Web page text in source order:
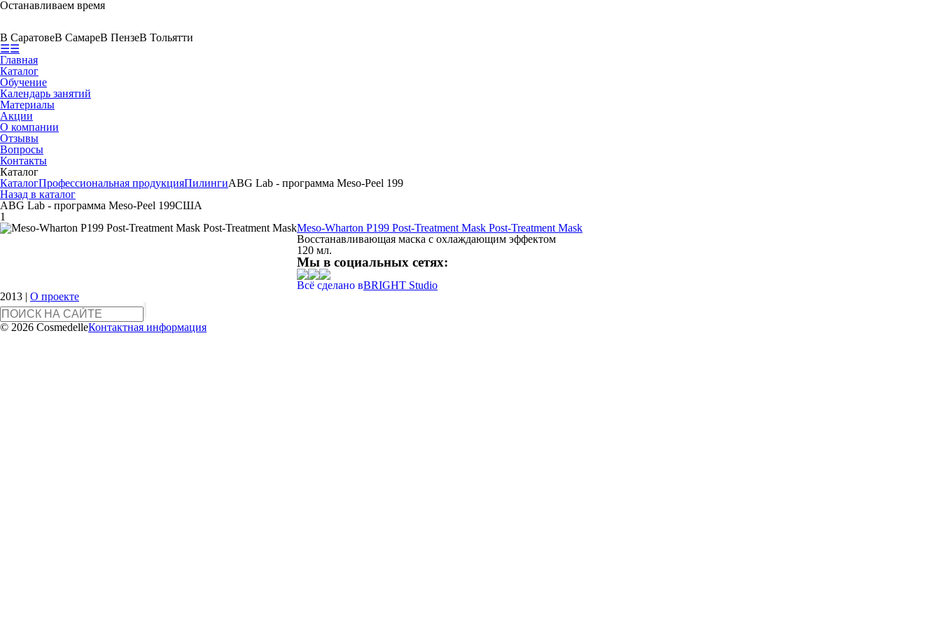
Останавливаем время
В СаратовеВ СамареВ ПензеВ Тольятти
☰☰
Главная
Каталог
Обучение
Календарь занятий
Материалы
Акции
О компании
Отзывы
Вопросы
Контакты
Каталог
КаталогПрофессиональная продукцияПилингиABG Lab - программа Meso-Peel 199
Назад в каталог
ABG Lab - программа Meso-Peel 199США
1
Meso-Wharton P199 Post-Treatment Mask Post-Treatment Mask
Восстанавливающая маска с охлаждающим эффектом
120 мл.
Мы в социальных сетях:
Всё сделано вBRIGHT Studio
2013 | О проекте
© 2026 CosmedelleКонтактная информация